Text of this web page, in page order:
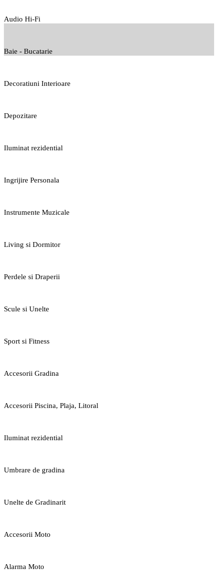
Audio Hi-Fi
Baie - Bucatarie
Decoratiuni Interioare
Depozitare
Iluminat rezidential
Ingrijire Personala
Instrumente Muzicale
Living si Dormitor
Perdele si Draperii
Scule si Unelte
Sport si Fitness
Accesorii Gradina
Accesorii Piscina, Plaja, Litoral
Iluminat rezidential
Umbrare de gradina
Unelte de Gradinarit
Accesorii Moto
Alarma Moto